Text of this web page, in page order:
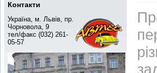
Контакти
Україна, м. Львів, пр.
Чорновола, 9
тел/факс (032) 261-
05-57